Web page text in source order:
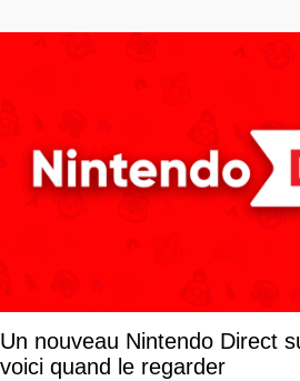
Un nouveau Nintendo Direct
voici quand le regarder